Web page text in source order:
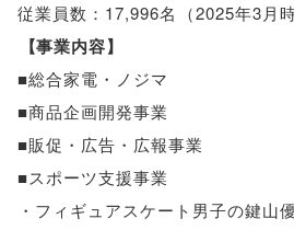
従業員数：17,996名
（2025年3月
【事業内容】
■総合家電・ノジマ
■商品企画開発事業
■販促・広告・広報事業
■スポーツ支援事業
・フィギュアスケート男子の鍵山